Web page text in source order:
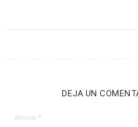
DEJA UN